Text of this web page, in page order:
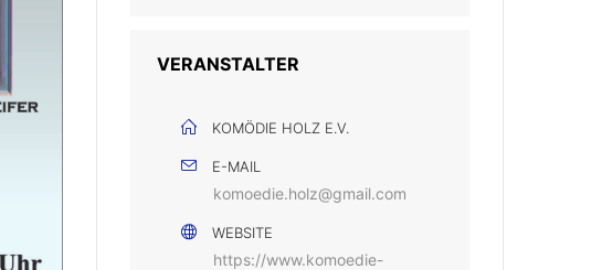
VERANSTALTER
KOMÖDIE HOLZ E.V.
E-MAIL
komoedie.holz@gmail.com
WEBSITE
https://www.komoedie-